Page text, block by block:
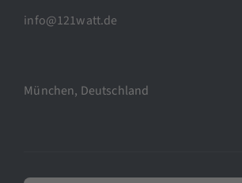
info@121watt.de
München, Deutschland